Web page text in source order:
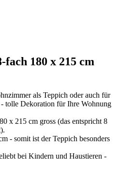
fach 180 x 215 cm
als Teppich oder auch für
tolle Dekoration für Ihre Wohnung
x 215 cm gross (das entspricht 8
- somit ist der Teppich besonders
bei Kindern und Haustieren -